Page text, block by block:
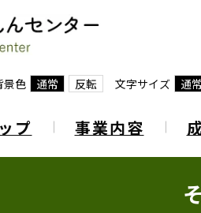
景色 通常 反転 文字サイズ 通常
プ 事業内容